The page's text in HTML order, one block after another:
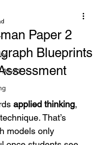
A1-A2
Paper 2
Blueprints
applied thinking,
That’s
models only